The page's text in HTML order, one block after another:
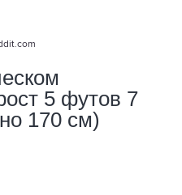
5 футов 7
170 см)